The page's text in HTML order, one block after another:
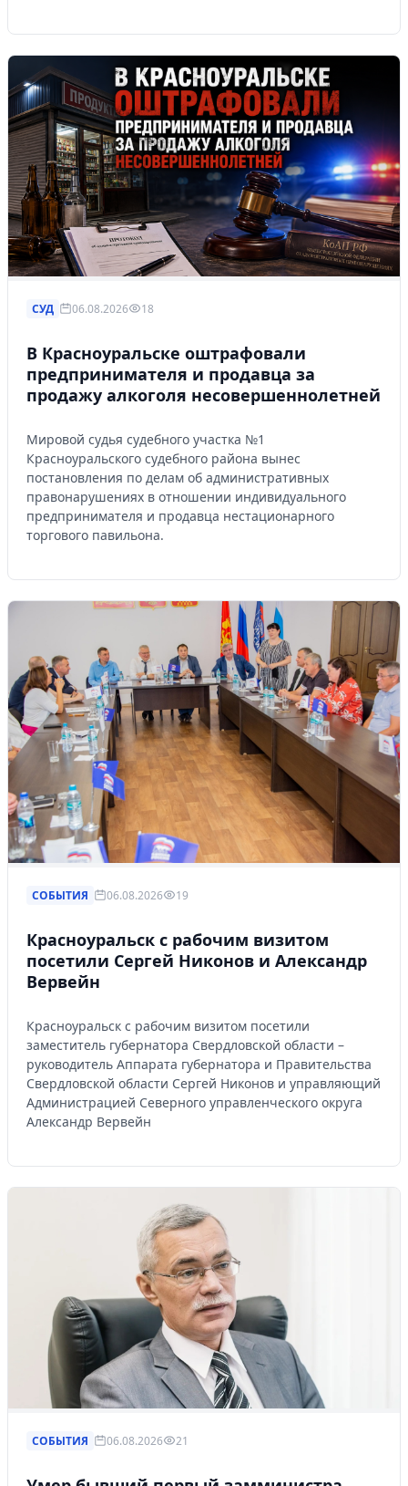
СУД 06.08.2026 18
В Красноуральске оштрафовали
предпринимателя и продавца за
продажу алкоголя несовершеннолетней
Мировой судья судебного участка №1
Красноуральского судебного района вынес
постановления по делам об административных
правонарушениях в отношении индивидуального
предпринимателя и продавца нестационарного
торгового павильона.
СОБЫТИЯ 06.08.2026 19
Красноуральск с рабочим визитом
посетили Сергей Никонов и Александр
Вервейн
Красноуральск с рабочим визитом посетили
заместитель губернатора Свердловской области –
руководитель Аппарата губернатора и Правительства
Свердловской области Сергей Никонов и управляющий
Администрацией Северного управленческого округа
Александр Вервейн
СОБЫТИЯ 06.08.2026 21